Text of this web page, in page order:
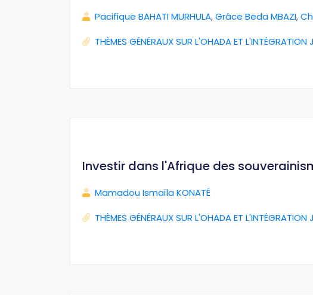
Pacifique BAHATI MURHULA,Grâce Beda MBAZI,
THÈMES GÉNÉRAUX SUR L'OHADA ET L'INTÉGRATION
Investir dans l'Afrique des
Mamadou Ismaïla KONATÉ
THÈMES GÉNÉRAUX SUR L'OHADA ET L'INTÉGRATION